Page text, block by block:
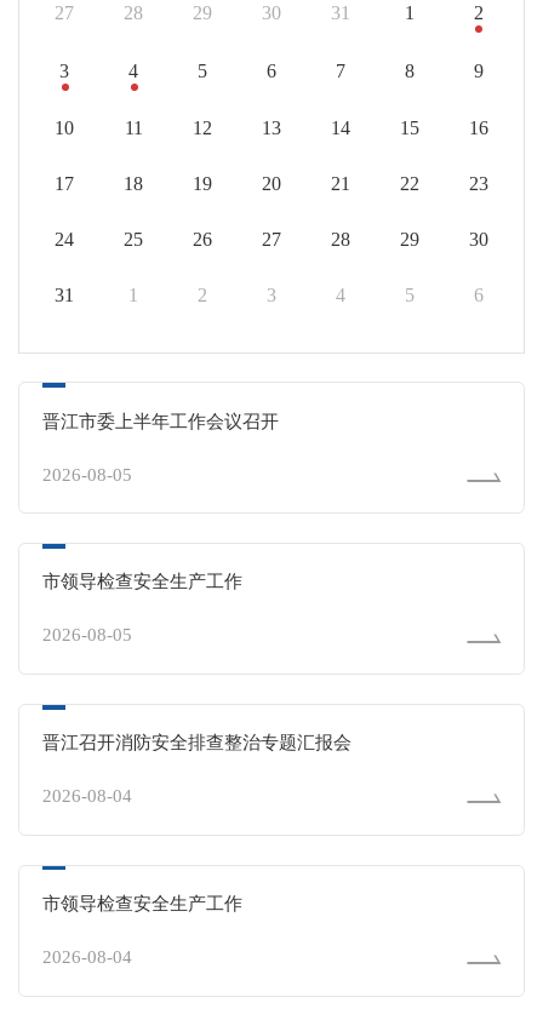
27 28 29 30 31 1 2
3 4 5 6 7 8 9
10 11 12 13 14 15 16
17 18 19 20 21 22 23
24 25 26 27 28 29 30
31 1 2 3 4 5 6
晋江市委上半年工作会议召开
2026-08-05
市领导检查安全生产工作
2026-08-05
晋江召开消防安全排查整治专题汇报会
2026-08-04
市领导检查安全生产工作
2026-08-04